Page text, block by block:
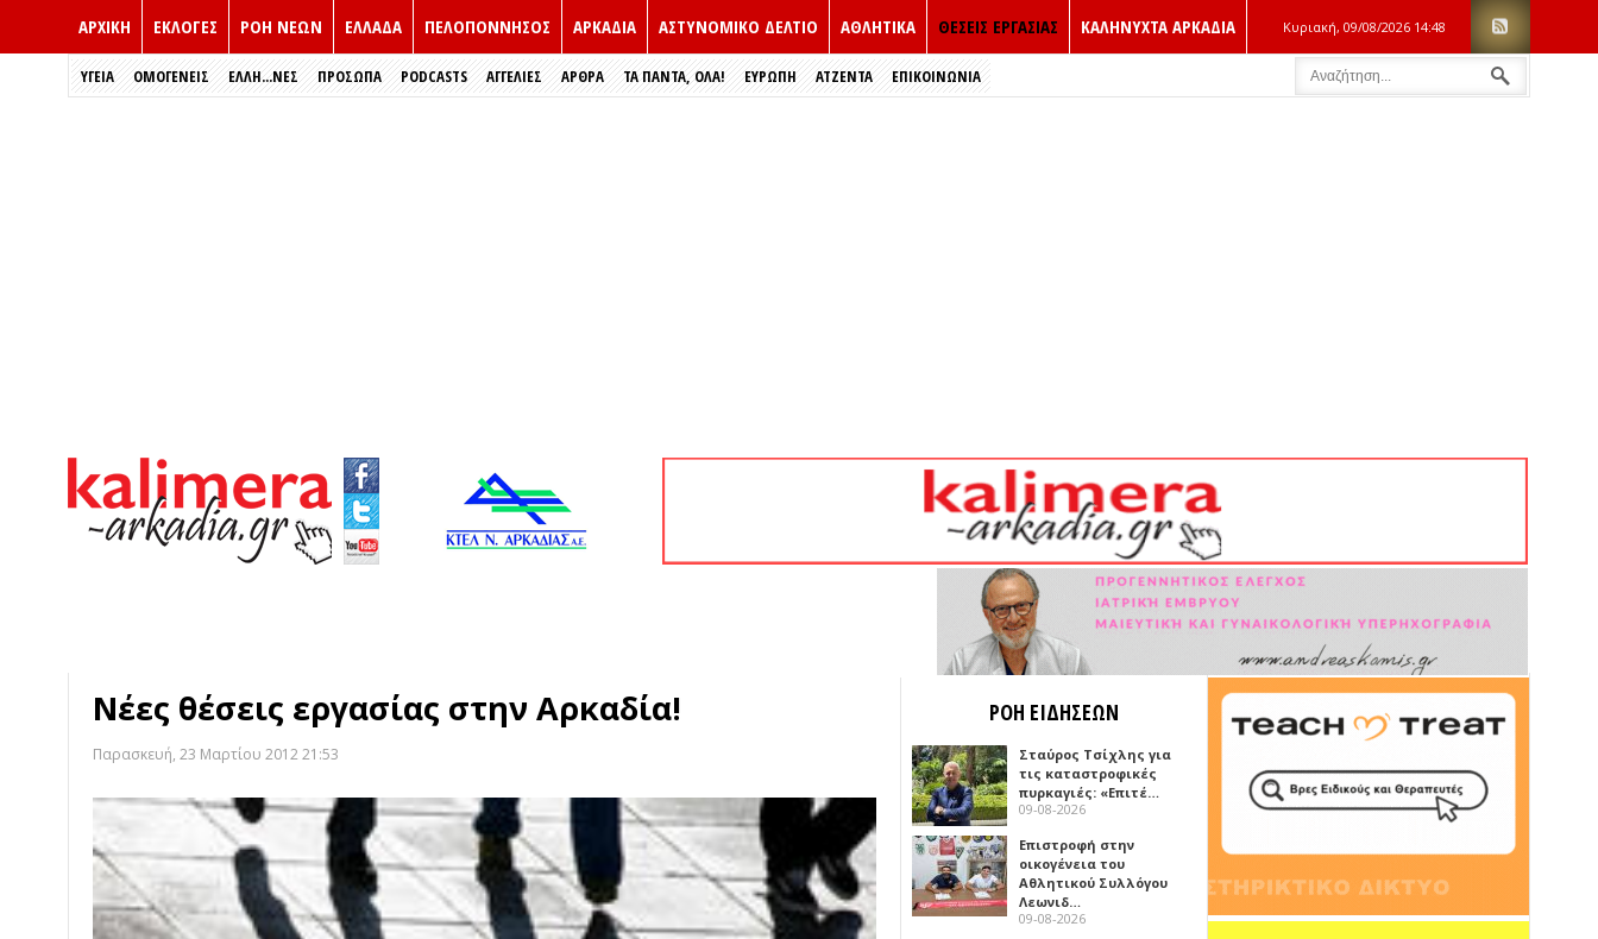
ΑΡΧΙΚΗ ΕΚΛΟΓΈΣ ΡΟΗ ΝΕΩΝ ΕΛΛΑΔΑ ΠΕΛΟΠΟΝΝΗΣΟΣ ΑΡΚΑΔΙΑ ΑΣΤΥΝΟΜΙΚΟ ΔΕΛΤΙΟ ΑΘΛΗΤΙΚΑ ΘΕΣΕΙΣ ΕΡΓΑΣΙΑΣ ΚΑΛΗΝΥΧΤΑ ΑΡΚΑΔΙΑ Κυριακή, 09/08/2026 14:48
ΥΓΕΙΑ ΟΜΟΓΕΝΕΙΣ ΈΛΛΗ...ΝΕΣ ΠΡΌΣΩΠΑ PODCASTS ΑΓΓΕΛΙΕΣ ΑΡΘΡΑ ΤΑ ΠΑΝΤΑ, ΟΛΑ! ΕΥΡΏΠΗ ΑΤΖΕΝΤΑ ΕΠΙΚΟΙΝΩΝΙΑ
Νέες θέσεις εργασίας στην Αρκαδία!
Παρασκευή, 23 Μαρτίου 2012 21:53
ΡΟΗ ΕΙΔΗΣΕΩΝ
Σταύρος Τσίχλης για
τις καταστροφικές
πυρκαγιές: «Επιτέ…
09-08-2026
Επιστροφή στην
οικογένεια του
Αθλητικού Συλλόγου
Λεωνιδ…
09-08-2026